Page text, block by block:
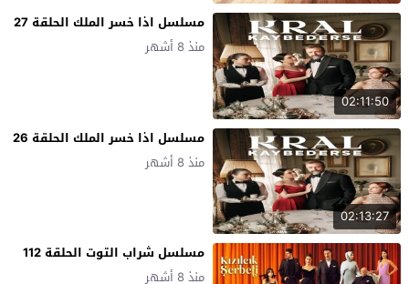
02:11:50
مسلسل اذا خسر الملك الحلقة 27
منذ 8 أشهر
02:13:27
مسلسل اذا خسر الملك الحلقة 26
منذ 8 أشهر
مسلسل شراب التوت الحلقة 112
منذ 8 أشهر